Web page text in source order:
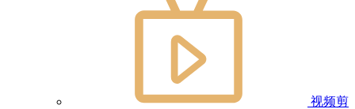
视频剪